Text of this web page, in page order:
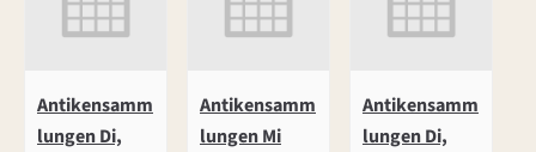
Antikensamm
lungen Di,
Antikensamm
lungen Mi
Antikensamm
lungen Di,